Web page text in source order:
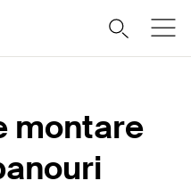
montare